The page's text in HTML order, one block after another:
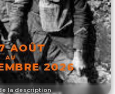
la description
AOÛT
AU
2026